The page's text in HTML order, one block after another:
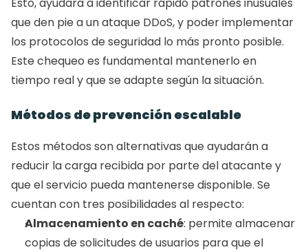
Esto, ayudará a identificar rápido patrones inusuales
que den pie a un ataque DDoS, y poder implementar
los protocolos de seguridad lo más pronto posible.
Este chequeo es fundamental mantenerlo en
tiempo real y que se adapte según la situación.
Métodos de prevención escalable
Estos métodos son alternativas que ayudarán a
reducir la carga recibida por parte del atacante y
que el servicio pueda mantenerse disponible. Se
cuentan con tres posibilidades al respecto:
Almacenamiento en caché: permite almacenar
copias de solicitudes de usuarios para que el